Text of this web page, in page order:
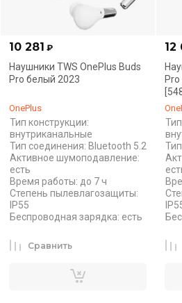
10 281 ₽
Наушники TWS OnePlus Buds
Pro белый 2023
OnePlus
Тип конструкции:
внутриканальные
Тип соединения: Bluetooth 5.2
Активное шумоподавление:
есть
Время работы: до 7 ч
Степень пылевлагозащиты:
IP55
Беспроводная зарядка: есть
Сравнить
12